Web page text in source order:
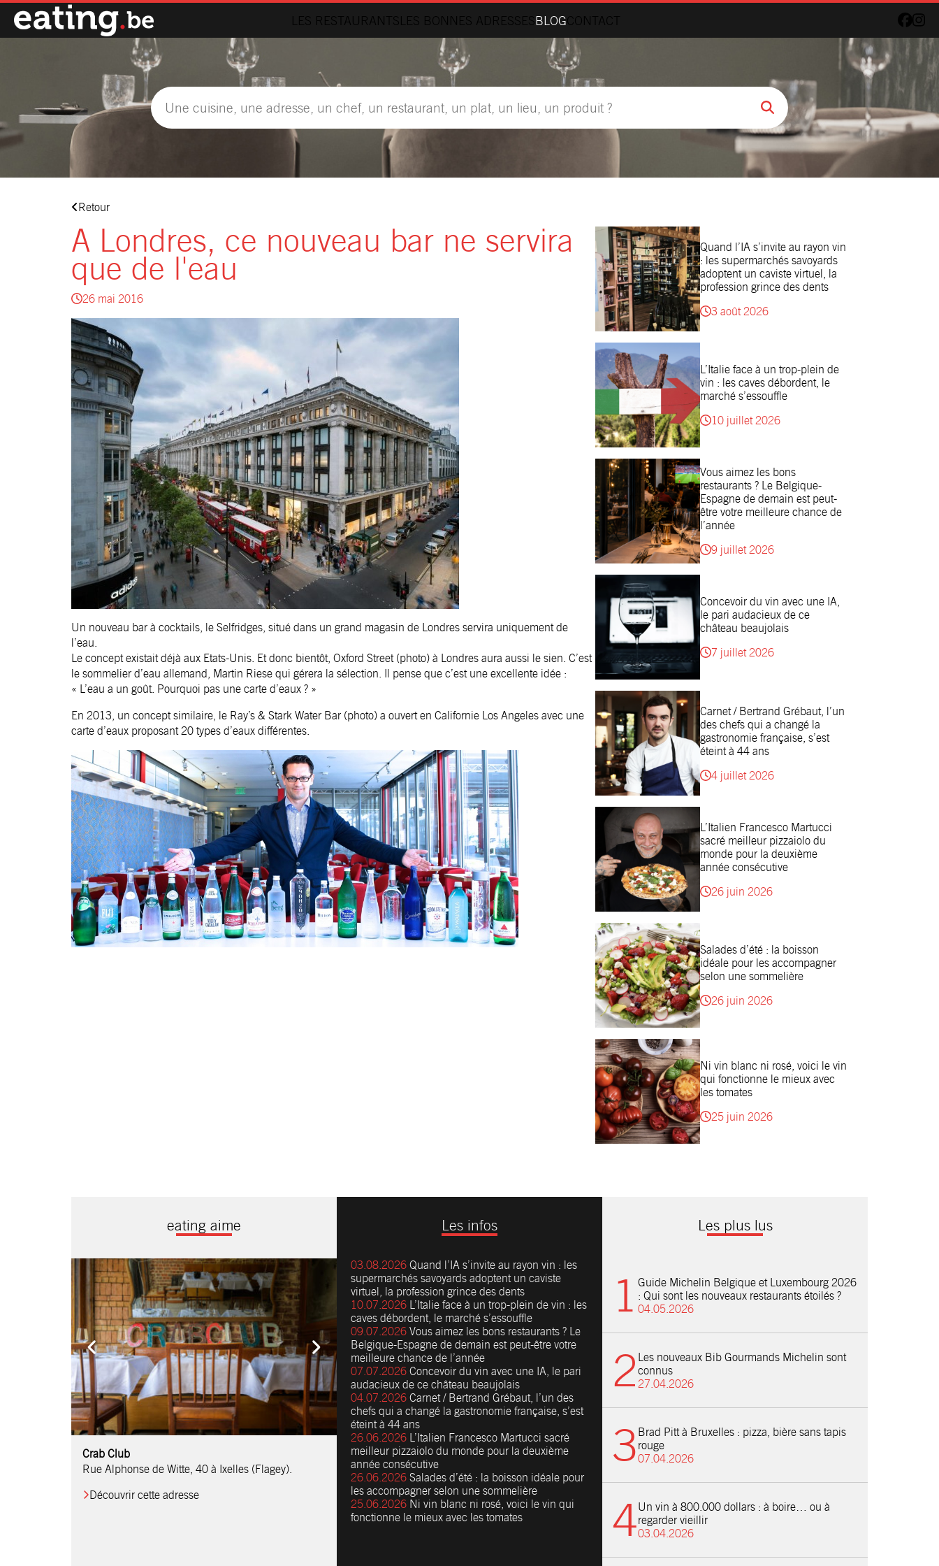
LES RESTAURANTSLES BONNES ADRESSESBLOGCONTACT
Retour
A Londres, ce nouveau bar ne servira
que de l'eau
26 mai 2016
Un nouveau bar à cocktails, le Selfridges, situé dans un grand magasin de Londres servira uniquement de
l’eau.
Le concept existait déjà aux Etats-Unis. Et donc bientôt, Oxford Street (photo) à Londres aura aussi le sien. C’est
le sommelier d’eau allemand, Martin Riese qui gérera la sélection. Il pense que c’est une excellente idée :
« L’eau a un goût. Pourquoi pas une carte d’eaux ? »
En 2013, un concept similaire, le Ray’s & Stark Water Bar (photo) a ouvert en Californie Los Angeles avec une
carte d’eaux proposant 20 types d’eaux différentes.
Quand l’IA s’invite au rayon vin
: les supermarchés savoyards
adoptent un caviste virtuel, la
profession grince des dents
3 août 2026
L’Italie face à un trop-plein de
vin : les caves débordent, le
marché s’essouffle
10 juillet 2026
Vous aimez les bons
restaurants ? Le Belgique-
Espagne de demain est peut-
être votre meilleure chance de
l’année
9 juillet 2026
Concevoir du vin avec une IA,
le pari audacieux de ce
château beaujolais
7 juillet 2026
Carnet / Bertrand Grébaut, l’un
des chefs qui a changé la
gastronomie française, s’est
éteint à 44 ans
4 juillet 2026
L’Italien Francesco Martucci
sacré meilleur pizzaiolo du
monde pour la deuxième
année consécutive
26 juin 2026
Salades d’été : la boisson
idéale pour les accompagner
selon une sommelière
26 juin 2026
Ni vin blanc ni rosé, voici le vin
qui fonctionne le mieux avec
les tomates
25 juin 2026
eating aime
Comptoir Chouchou
Crab Club
Rue Alphonse de Witte, 40 à Ixelles (Flagey).
Découvrir cette adresse
OM Restaurant
Table & Comptoir
Le Relais d’Orti
Studio 97
Löctave Restaurant
F-eat Restaurant
L’Art des Mets
Restaurant Harmonie
La Table de Jean
Les infos
03.08.2026 Quand l’IA s’invite au rayon vin : les
supermarchés savoyards adoptent un caviste
virtuel, la profession grince des dents
10.07.2026 L’Italie face à un trop-plein de vin : les
caves débordent, le marché s’essouffle
09.07.2026 Vous aimez les bons restaurants ? Le
Belgique-Espagne de demain est peut-être votre
meilleure chance de l’année
07.07.2026 Concevoir du vin avec une IA, le pari
audacieux de ce château beaujolais
04.07.2026 Carnet / Bertrand Grébaut, l’un des
chefs qui a changé la gastronomie française, s’est
éteint à 44 ans
26.06.2026 L’Italien Francesco Martucci sacré
meilleur pizzaiolo du monde pour la deuxième
année consécutive
26.06.2026 Salades d’été : la boisson idéale pour
les accompagner selon une sommelière
25.06.2026 Ni vin blanc ni rosé, voici le vin qui
fonctionne le mieux avec les tomates
Les plus lus
Guide Michelin Belgique et Luxembourg 2026
: Qui sont les nouveaux restaurants étoilés ?
04.05.2026
Les nouveaux Bib Gourmands Michelin sont
connus
27.04.2026
Brad Pitt à Bruxelles : pizza, bière sans tapis
rouge
07.04.2026
Un vin à 800.000 dollars : à boire… ou à
regarder vieillir
03.04.2026